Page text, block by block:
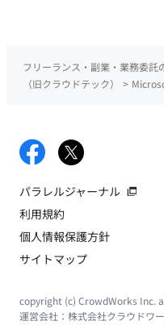
フリーランス・副業・業務委
（旧クラウドテック）
>
パラレルジャーナル
利用規約
個人情報保護方針
サイトマップ
copyright (c) CrowdWorks Inc.
運営会社： 株式会社クラウドワ